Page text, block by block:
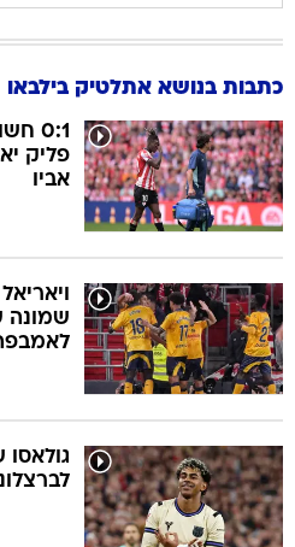
כתבות בנושא אתלטיק בילבאו
0:1
פליק
אביו
שמונה
לברצלונה 0:1